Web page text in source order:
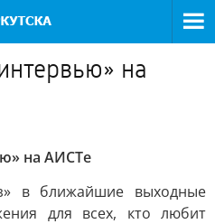
на
на АИСТе
в ближайшие выходные
для всех, кто любит